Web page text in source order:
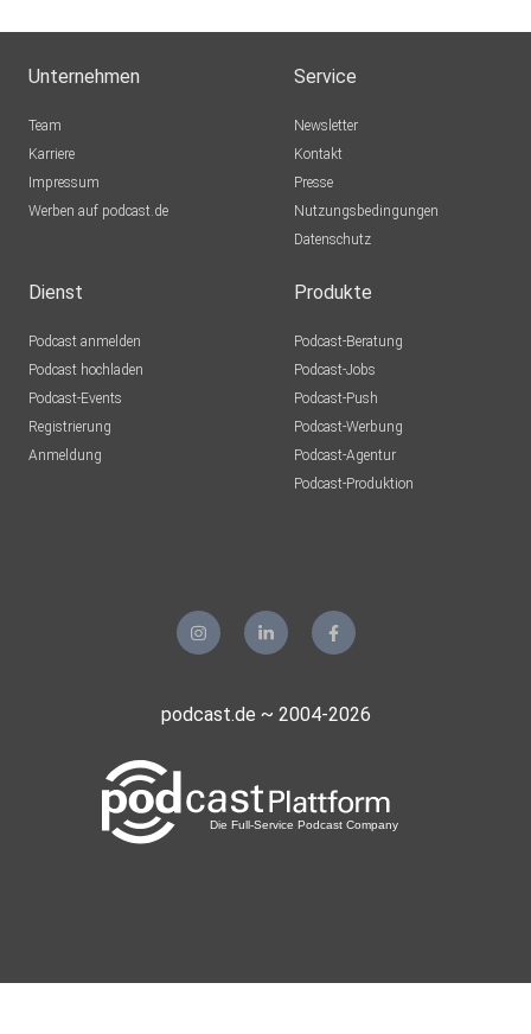
Psychologie: Wie wir unsere Persönlichkeit verändern
können
Psychologie: Stress macht aggressiv und großzügig
Den Artikel zum Stück findet ihr hier.
Unternehmen
Team
Karriere
Impressum
Werben auf podcast.de
Service
Newsletter
Kontakt
Presse
Nutzungsbedingungen
Datenschutz
Dienst
Podcast anmelden
Podcast hochladen
Podcast-Events
Registrierung
Anmeldung
Produkte
Podcast-Beratung
Podcast-Jobs
Podcast-Push
Podcast-Werbung
Podcast-Agentur
Podcast-Produktion
podcast.de ~ 2004-2026